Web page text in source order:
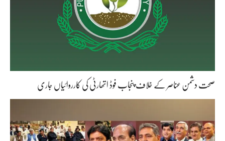
صحت دشمن عناصر کے خلاف پنجاب فوڈ اتھارٹی کی کارروائیاں جاری